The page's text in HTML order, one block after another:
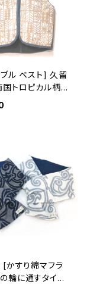
ル ベスト] 久留
トロピカル柄×
※大きい柄部
久留米絣使用 池
かすり綿マフラ
輪に通すタイプ]